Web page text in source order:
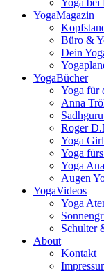
Yoga bei
YogaMagazin
Büro &
Dein
YogaBücher
Yoga für
Anna
Roger
Yoga Girl
Yoga
Yoga
Augen
YogaVideos
Yoga
Schulter
About
Kontakt